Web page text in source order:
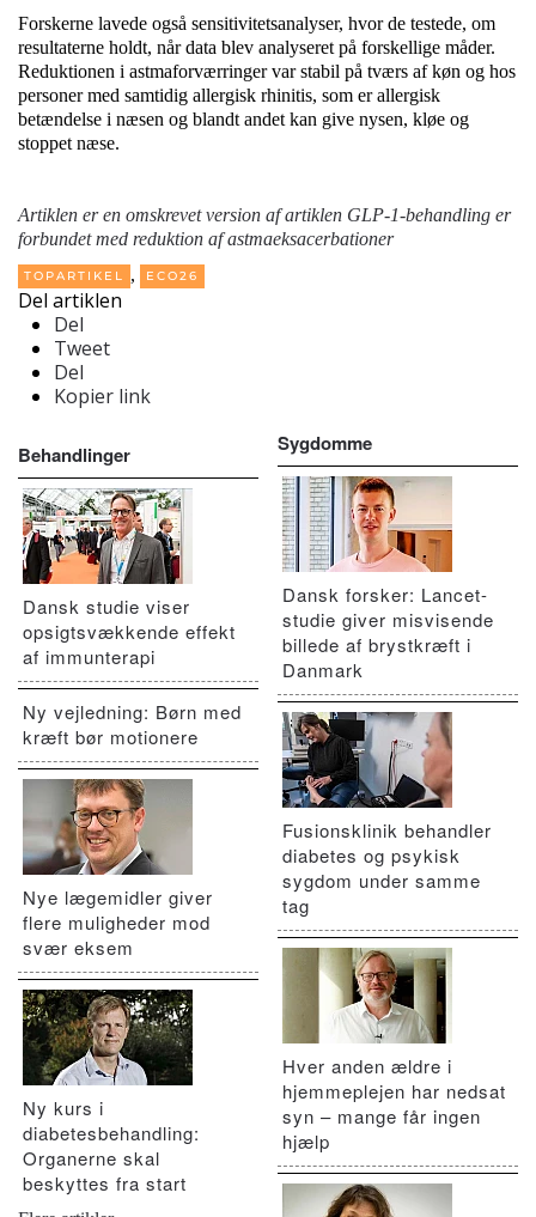
Forskerne lavede også sensitivitetsanalyser, hvor de testede, om
resultaterne holdt, når data blev analyseret på forskellige måder.
Reduktionen i astmaforværringer var stabil på tværs af køn og hos
personer med samtidig allergisk rhinitis, som er allergisk
betændelse i næsen og blandt andet kan give nysen, kløe og
stoppet næse.
Artiklen er en omskrevet version af artiklen GLP-1-behandling er
forbundet med reduktion af astmaeksacerbationer
TOPARTIKEL , ECO26
Del artiklen
Del
Tweet
Del
Kopier link
Behandlinger
Dansk studie viser
opsigtsvækkende effekt
af immunterapi
Ny vejledning: Børn med
kræft bør motionere
Nye lægemidler giver
flere muligheder mod
svær eksem
Ny kurs i
diabetesbehandling:
Organerne skal
beskyttes fra start
Sygdomme
Dansk forsker: Lancet-
studie giver misvisende
billede af brystkræft i
Danmark
Fusionsklinik behandler
diabetes og psykisk
sygdom under samme
tag
Hver anden ældre i
hjemmeplejen har nedsat
syn – mange får ingen
hjælp